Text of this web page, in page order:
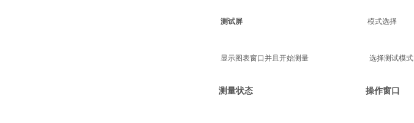
测试屏 模式选择
显示图表窗口并且开始测量 选择测试模式
测量状态 操作窗口